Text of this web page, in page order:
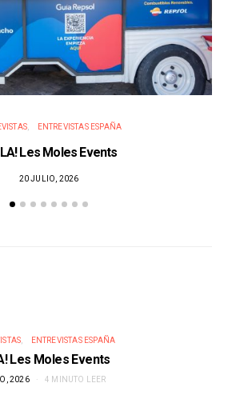
ENTREVISTAS ESPAÑA
Les Moles Events
20 JULIO, 2026
ENTREVISTAS ESPAÑA
Les Moles Events
2026 4 MINUTO LEER